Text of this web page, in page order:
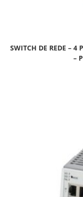
SWITCH DE REDE – 4
–